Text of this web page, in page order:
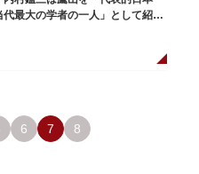
最大の学者の一人」として紹介
境内にあります。
6 7 8